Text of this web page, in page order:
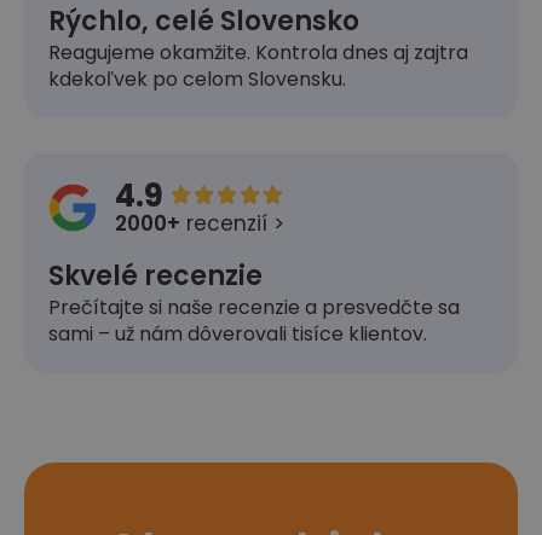
Rýchlo, celé Slovensko
Reagujeme okamžite. Kontrola dnes aj zajtra
kdekoľvek po celom Slovensku.
4.9 
2000+ recenzií >
Skvelé recenzie
Prečítajte si naše recenzie a presvedčte sa
sami – už nám dôverovali tisíce klientov.